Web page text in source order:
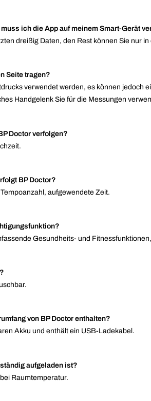
ich die App auf meinem Smart-Gerät
dreißig Daten, den Rest können Sie nur
Seite tragen?
verwendet werden, es können
Handgelenk Sie für die Messungen
Doctor verfolgen?
BP Doctor?
aufgewendete Zeit.
Gesundheits- und
von BP Doctor enthalten?
Akku und enthält ein USB-Ladekabel.
aufgeladen ist?
Raumtemperatur.